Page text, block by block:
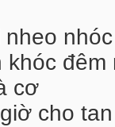
nhóc
khóc đêm
cơ
cho tan